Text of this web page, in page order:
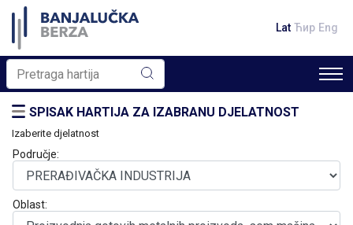
Lat Ћир Eng
SPISAK HARTIJA ZA IZABRANU DJELATNOST
Izaberite djelatnost
Područje:
Oblast: